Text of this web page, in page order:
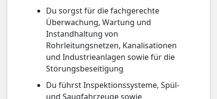
Du sorgst für die fachgerechte
Überwachung, Wartung und
Instandhaltung von
Rohrleitungsnetzen, Kanalisationen
und Industrieanlagen sowie für die
Störungsbeseitigung
Du führst Inspektionssysteme, Spül-
und Saugfahrzeuge sowie